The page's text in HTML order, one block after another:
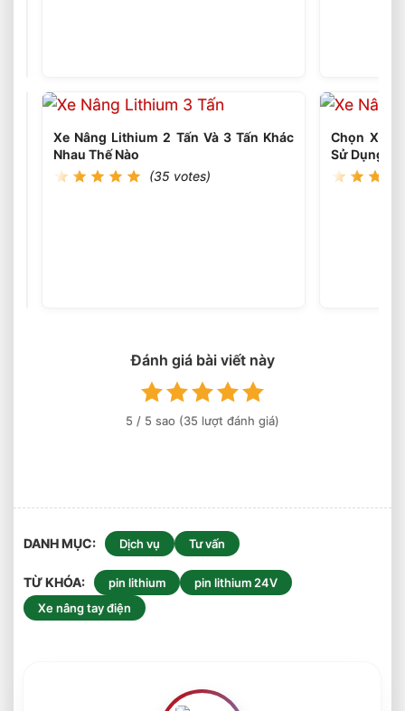
4.5
Nên
Chọn
Loại
Xe Nâng Lithium 2 Tấn Và 3 Tấn Khác
Nhau Thế Nào
(35 votes)
Chọn Xe
Sử Dụng
Đánh giá bài viết này
5 / 5 sao (35 lượt đánh giá)
DANH MỤC Dịch vụ Tư vấn
TỪ KHÓA pin lithium
pin lithium 24V
Xe nâng tay điện